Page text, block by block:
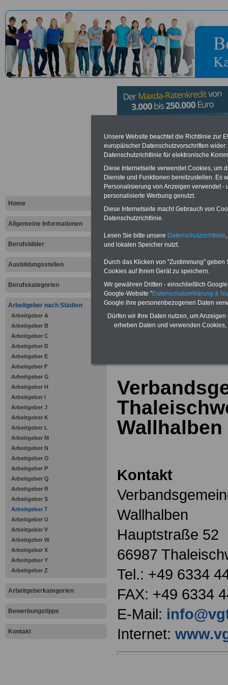
Home
Allgemeine Informationen
Berufsbilder
Ausbildungsstellen
Berufskategorien
Arbeitgeber nach Städten
Arbeitgeber A
Arbeitgeber B
Arbeitgeber C
Arbeitgeber D
Arbeitgeber E
Arbeitgeber F
Arbeitgeber G
Arbeitgeber H
Arbeitgeber I
Arbeitgeber J
Arbeitgeber K
Arbeitgeber L
Arbeitgeber M
Arbeitgeber N
Arbeitgeber O
Arbeitgeber P
Arbeitgeber Q
Arbeitgeber R
Arbeitgeber S
Arbeitgeber T
Arbeitgeber U
Arbeitgeber V
Arbeitgeber W
Arbeitgeber X
Arbeitgeber Y
Arbeitgeber Z
Arbeitgeberkategorien
Bewerbungstipps
Kontakt
Wallhalben
Vorteile für den öffentlichen
Vergleichen und sparen
Berufsunfähigkeitsabsicherung-
Krankenzusatzversicherung
Krankenkassen-
Zahnzusatzversicherung
Krankenversicherung
Wallhalben
Kontakt
Wallhalben
Hauptstraße 52
66987
Tel.: +49 6334
FAX: +49 6334
E-Mail:
Internet:
Unsere Website beachtet die Richtlinie zur
europäischer Datenschutzvorschriften
Datenschutzrichtlinie für elektronische
Diese Internetseite verwendet Cookies, um
Dienste und Funktionen bereitzustellen. Es
Personalisierung von Anzeigen verwendet
personalisierte Werbung genutzt.
Diese Internetseite macht Gebrauch von
Datenschutzrichtlinie.
Lesen Sie bitte unsere Datenschutzrichtlinie
und lokalen Speicher nutzt.
Durch das Klicken von "Zustimmung"
Cookies auf Ihrem Gerät zu speichern.
Wir gewähren Dritten - einschließlich
Google-Website "Datenschutzerklärung &
Google ihre personenbezogenen Daten
Dürfen wir Ihre Daten nutzen, um
erheben Daten und verwenden